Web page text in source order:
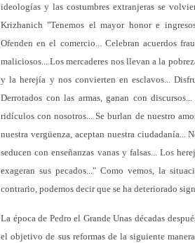
ideologías y las costumbres extranjeras se
Krizhanich "Tenemos el mayor honor e
Ofenden en el comercio... Celebran acuerdos
maliciosos... Los mercaderes nos llevan a la
y la herejía y nos convierten en esclavos...
Derrotados con las armas, ganan con
ridículos con nosotros... Se burlan de nuestro
nuestra vergüenza, aceptan nuestra ciudadanía...
seducen con enseñanzas vanas y falsas... Los
exageran sus pecados..." Como vemos, la
contrario, podemos decir que se ha deteriorado
La época de Pedro el Grande Unas décadas
el objetivo de sus reformas de la siguiente